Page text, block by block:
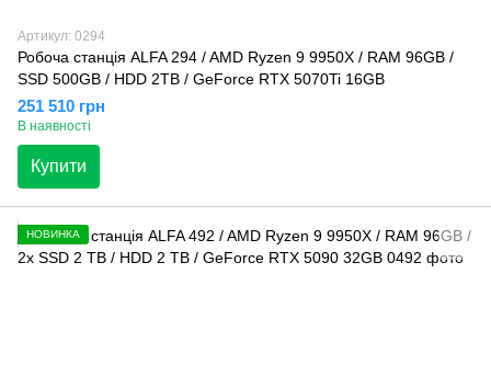
Артикул: 0294
Робоча станція ALFA 294 / AMD Ryzen 9 9950X / RAM 96GB /
SSD 500GB / HDD 2TB / GeForce RTX 5070Ti 16GB
251 510 грн
В наявності
Купити
НОВИНКА